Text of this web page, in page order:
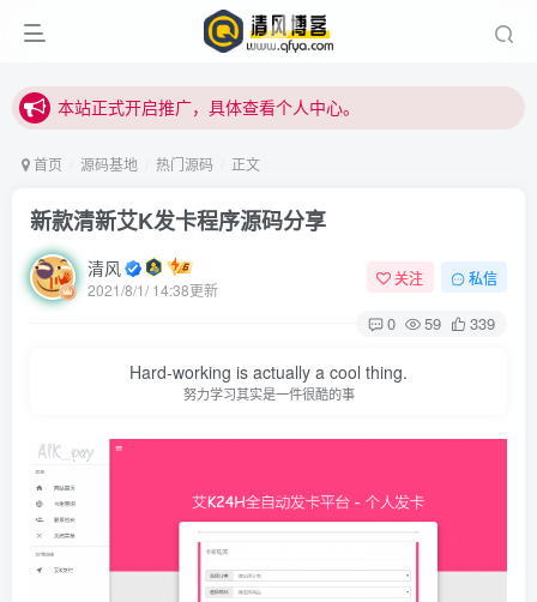
站内下载链接有问题请私信站长 - 清风博客
站内下载链接有问题请私信站长 - 清风博客
首页 源码基地 热门源码 正文
新款清新艾K发卡程序源码分享
清风
2021/8/1/ 14:38更新
关注 私信
0 59 339
Hard-working is actually a cool thing.
努力学习其实是一件很酷的事
登录
记住登录 找回密码|免密登录